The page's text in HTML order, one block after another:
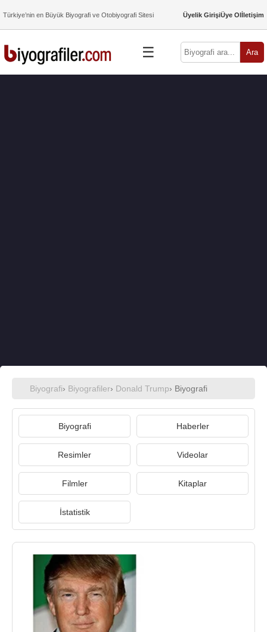
Türkiye’nin en Büyük Biyografi ve Otobiyografi Sitesi Üyelik GirişiÜye Olİletişim
☰ Ara
Biyografi› Biyografiler› Donald Trump› Biyografi
Biyografi Haberler
Resimler Videolar
Filmler Kitaplar
İstatistik